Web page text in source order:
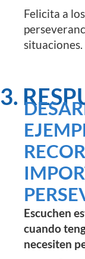
Felicita a
situaciones.
3.
Escuchen
cuando
necesiten